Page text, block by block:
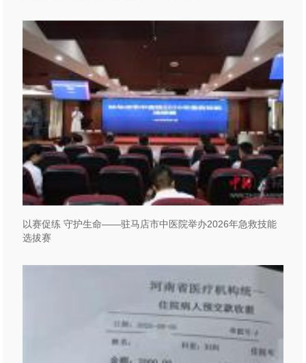
以赛促练 守护生命——驻马店市中医院举办2026年急救技能
选拔赛